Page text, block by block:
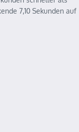
7,10 Sekunden auf